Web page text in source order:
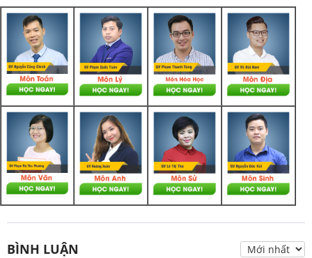
BÌNH LUẬN